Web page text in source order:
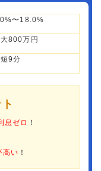
〜18.0%
800万円
9分
息ゼロ ！
高い ！